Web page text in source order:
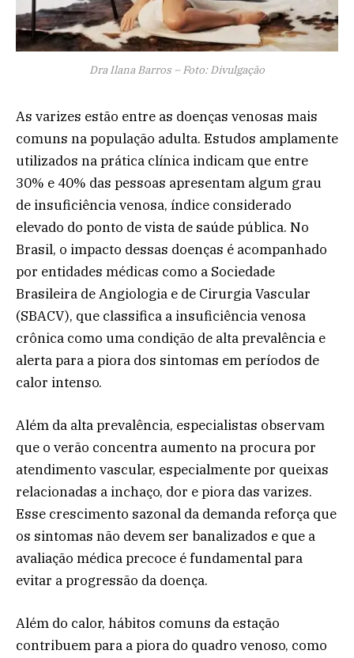
Dra Ilana Barros – Foto: Divulgação
As varizes estão entre as doenças venosas mais
comuns na população adulta. Estudos amplamente
utilizados na prática clínica indicam que entre
30% e 40% das pessoas apresentam algum grau
de insuficiência venosa, índice considerado
elevado do ponto de vista de saúde pública. No
Brasil, o impacto dessas doenças é acompanhado
por entidades médicas como a Sociedade
Brasileira de Angiologia e de Cirurgia Vascular
(SBACV), que classifica a insuficiência venosa
crônica como uma condição de alta prevalência e
alerta para a piora dos sintomas em períodos de
calor intenso.
Além da alta prevalência, especialistas observam
que o verão concentra aumento na procura por
atendimento vascular, especialmente por queixas
relacionadas a inchaço, dor e piora das varizes.
Esse crescimento sazonal da demanda reforça que
os sintomas não devem ser banalizados e que a
avaliação médica precoce é fundamental para
evitar a progressão da doença.
Além do calor, hábitos comuns da estação
contribuem para a piora do quadro venoso, como